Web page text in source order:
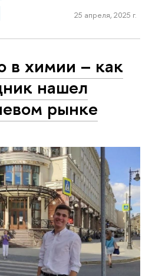
25 апреля, 2025 г.
в химии – как
нашел
рынке